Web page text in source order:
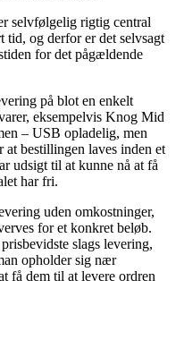
selvfølgelig rigtig central
og derfor er det selvsagt
for det pågældende
på blot en enkelt
eksempelvis Knog Mid
– USB opladelig, men
bestillingen laves inden et
udsigt til at kunne nå at få
har fri.
uden omkostninger,
for et konkret beløb.
slags levering,
opholder sig nær
få dem til at levere ordren